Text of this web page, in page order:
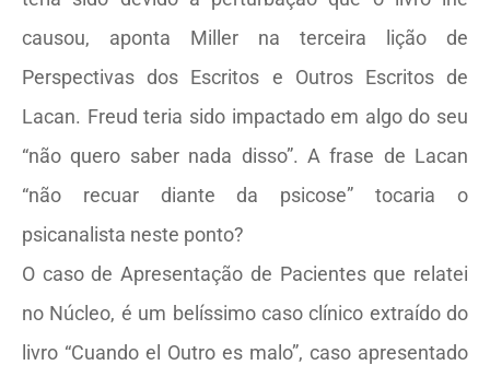
causou, aponta Miller na terceira lição de
Perspectivas dos Escritos e Outros Escritos de
Lacan. Freud teria sido impactado em algo do seu
“não quero saber nada disso”. A frase de Lacan
“não recuar diante da psicose” tocaria o
psicanalista neste ponto?
O caso de Apresentação de Pacientes que relatei
no Núcleo, é um belíssimo caso clínico extraído do
livro “Cuando el Outro es malo”, caso apresentado